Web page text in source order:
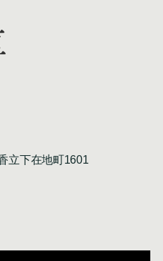
立下在地町1601